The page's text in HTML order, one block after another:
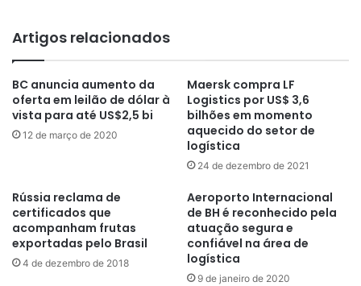
Artigos relacionados
BC anuncia aumento da
oferta em leilão de dólar à
vista para até US$2,5 bi
12 de março de 2020
Maersk compra LF
Logistics por US$ 3,6
bilhões em momento
aquecido do setor de
logística
24 de dezembro de 2021
Rússia reclama de
certificados que
acompanham frutas
exportadas pelo Brasil
4 de dezembro de 2018
Aeroporto Internacional
de BH é reconhecido pela
atuação segura e
confiável na área de
logística
9 de janeiro de 2020